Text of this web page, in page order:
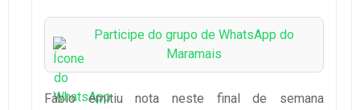
Participe do grupo de WhatsApp do
Maramais
Fábio emitiu nota neste final de semana